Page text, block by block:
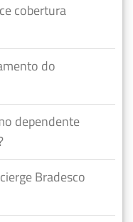
cobertura
do
dependente
Bradesco